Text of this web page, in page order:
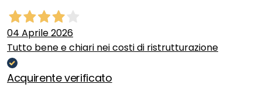
04 Aprile 2026
Tutto bene e chiari nei costi di ristrutturazione
Acquirente verificato